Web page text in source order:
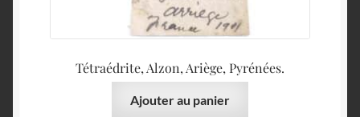
Tétraédrite, Alzon, Ariège, Pyrénées.
Ajouter au panier